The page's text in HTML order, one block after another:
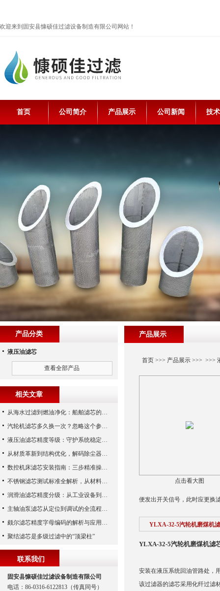
欢迎来到固安县慷硕佳过滤设备制造有限公司网站！
首页 公司简介 产品展示 公司新闻 技
产品展示
首页>>> 产品展示>>> >>>
点击看大图
便发出开关信号，此时应更换
YLXA-32-5汽轮机磨煤机
YLXA-32-5汽轮机磨煤机滤
安装在液压系统回油管路处，
该过滤器的滤芯采用化纤过滤
产品分类
液压油滤芯
查看全部产品
相关文章
从海水过滤到燃油净化：船舶滤芯的多场景应用解析
汽轮机滤芯多久换一次？忽略这个参数，机组非停损失可能上百万！
液压油滤芯精度等级：守护系统稳定与寿命的“微米标尺”
从材质革新到结构优化，解码除尘器滤芯性能跃升的核心逻辑
数控机床滤芯安装指南：三步精准操作，杜绝设备“亚健康”
不锈钢滤芯测试标准全解析，从材料性能到应用场景的严苛验证
润滑油滤芯精度分级：从工业设备到精密系统的过滤密码
主轴油泵滤芯从定位到调试的全流程解析
颇尔滤芯精度字母编码的解析与应用指南
聚结滤芯是多级过滤中的“顶梁柱”
联系我们
固安县慷硕佳过滤设备制造有限公司
电话：86-0316-6122813（传真同号）